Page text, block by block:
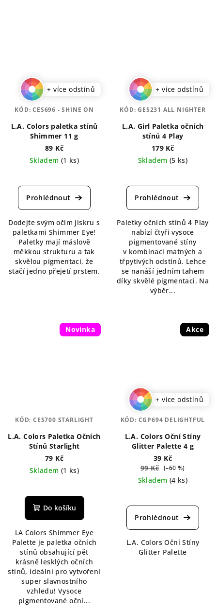
+ více odstínů
L.A. Colors paletka stínů
Shimmer 11 g
89 Kč
Skladem (1 ks)
hodnocení
produktu
z
5
hvězdiček.
Dodejte svým očím jiskru s
paletkami Shimmer Eye!
Paletky mají máslově
měkkou strukturu a tak
skvělou pigmentaci, že
stačí jedno přejetí prstem.
KÓD:CES696 - SHINE ON
+ více odstínů
L.A. Girl Paletka očních
stínů 4 Play
179 Kč
Skladem (5 ks)
hodnocení
produktu
z
5
hvězdiček.
Paletky očních stínů 4 Play
nabízí čtyři vysoce
pigmentované stíny
v kombinaci matných a
třpytivých odstínů. Lehce
se nanáší jedním tahem
díky skvělé pigmentaci. Na
výběr...
KÓD:GES231 ALL NIGHTER
Novinka
L.A. Colors Paletka Očních
Stínů Starlight
79 Kč
Skladem (1 ks)
Do košíku
LA Colors Shimmer Eye
Palette je paletka očních
stínů obsahující pět
krásně lesklých očních
stínů, ideální pro vytvoření
super slavnostního
vzhledu! Vysoce
pigmentované oční...
KÓD:CES700 STARLIGHT
Akce
+ více odstínů
L.A. Colors Oční Stíny
Glitter Palette 4 g
39 Kč
99 Kč (–60 %)
Skladem (4 ks)
hodnocení
produktu
z
5
L.A. Colors Oční Stíny
Glitter Palette
KÓD: CGP694 DELIGHTFUL